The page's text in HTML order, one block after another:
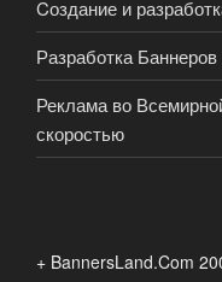
Cоздание и
Разработка Баннеров
Реклама во
скоростью
+ BannersLand.Com